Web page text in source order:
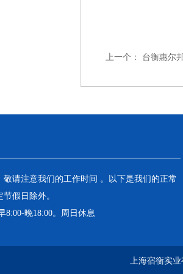
上一个： 台衡惠尔
敬请注意我们的工作时间 。以下是我们的正常
假日除外。
8:00-晚18:00。周日休息
上海宿衡实